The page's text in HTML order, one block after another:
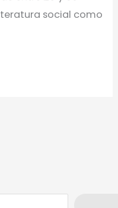
social como